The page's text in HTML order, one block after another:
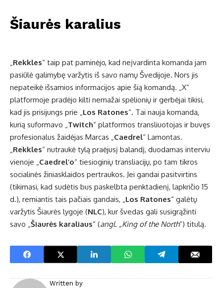
Šiaurės karalius
„Rekkles“ taip pat paminėjo, kad neįvardinta komanda jam
pasiūlė galimybę varžytis iš savo namų Švedijoje. Nors jis
nepateikė išsamios informacijos apie šią komandą. „X“
platformoje pradėjo kilti nemažai spėlionių ir gerbėjai tikisi,
kad jis prisijungs prie „Los Ratones“. Tai nauja komanda,
kurią suformavo „Twitch“ platformos transliuotojas ir buvęs
profesionalus žaidėjas Marcas „Caedrel“ Lamontas.
„Rekkles“ nutraukė tylą praėjusį balandį, duodamas interviu
vienoje „Caedrel’o“ tiesioginių transliacijų, po tam tikros
socialinės žiniasklaidos pertraukos. Jei gandai pasitvirtins
(tikimasi, kad sudėtis bus paskelbta penktadienį, lapkričio 15
d.), remiantis tais pačiais gandais, „Los Ratones“ galėtų
varžytis Šiaurės lygoje (NLC), kur švedas gali susigrąžinti
savo „Šiaurės karaliaus“ (angl. „King of the North“) titulą.
Written by